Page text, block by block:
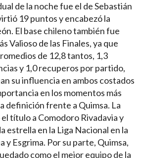
de la noche fue el de Sebastián
19 puntos y encabezó la
El base chileno también fue
Valioso de las Finales, ya que
de 12,8 tantos, 1,3
y 1,0 recuperos por partido,
su influencia en ambos costados
en los momentos más
definición frente a Quimsa. La
título a Comodoro Rivadavia y
estrella en la Liga Nacional en la
y Esgrima. Por su parte, Quimsa,
como el mejor equipo de la